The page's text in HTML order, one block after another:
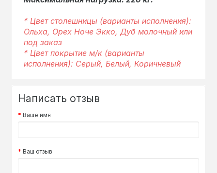
* Цвет столешницы (варианты исполнения):
Ольха, Орех Ноче Экко, Дуб молочный или
под заказ
* Цвет покрытие м/к (варианты
исполнения): Серый, Белый, Коричневый
Написать отзыв
Ваше имя
Ваш отзыв